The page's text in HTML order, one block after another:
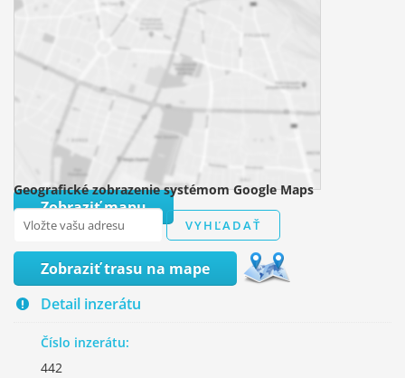
Zobraziť mapu
Geografické zobrazenie systémom Google Maps
Zobraziť trasu na mape
Detail inzerátu
Číslo inzerátu:
442